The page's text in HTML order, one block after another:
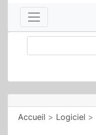
Accueil > Logiciel >